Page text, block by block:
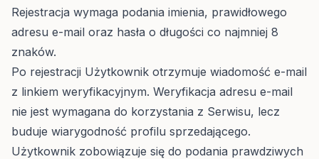
Rejestracja wymaga podania imienia, prawidłowego
adresu e-mail oraz hasła o długości co najmniej 8
znaków.
Po rejestracji Użytkownik otrzymuje wiadomość e-mail
z linkiem weryfikacyjnym. Weryfikacja adresu e-mail
nie jest wymagana do korzystania z Serwisu, lecz
buduje wiarygodność profilu sprzedającego.
Użytkownik zobowiązuje się do podania prawdziwych